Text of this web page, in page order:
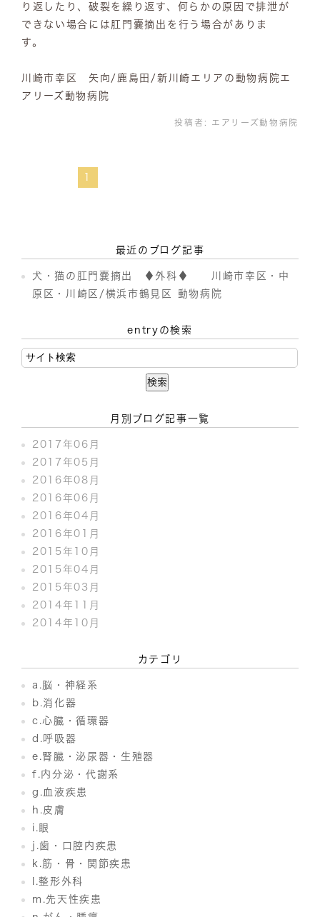
り返したり、破裂を繰り返す、何らかの原因で排泄が
できない場合には肛門嚢摘出を行う場合がありま
す。
川崎市幸区 矢向/鹿島田/新川崎エリアの動物病院エ
アリーズ動物病院
投稿者: エアリーズ動物病院
最近のブログ記事
犬・猫の肛門嚢摘出 ♦外科♦ 川崎市幸区・中
原区・川崎区/横浜市鶴見区 動物病院
entryの検索
月別ブログ記事一覧
2017年06月
2017年05月
2016年08月
2016年06月
2016年04月
2016年01月
2015年10月
2015年04月
2015年03月
2014年11月
2014年10月
カテゴリ
a.脳・神経系
b.消化器
c.心臓・循環器
d.呼吸器
e.腎臓・泌尿器・生殖器
f.内分泌・代謝系
g.血液疾患
h.皮膚
i.眼
j.歯・口腔内疾患
k.筋・骨・関節疾患
l.整形外科
m.先天性疾患